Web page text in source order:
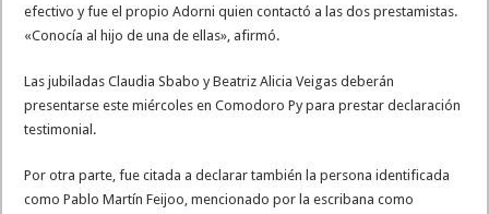
efectivo y fue el propio Adorni quien contactó a las dos prestamistas.
«Conocía al hijo de una de ellas», afirmó.
Las jubiladas Claudia Sbabo y Beatriz Alicia Veigas deberán
presentarse este miércoles en Comodoro Py para prestar declaración
testimonial.
Por otra parte, fue citada a declarar también la persona identificada
como Pablo Martín Feijoo, mencionado por la escribana como